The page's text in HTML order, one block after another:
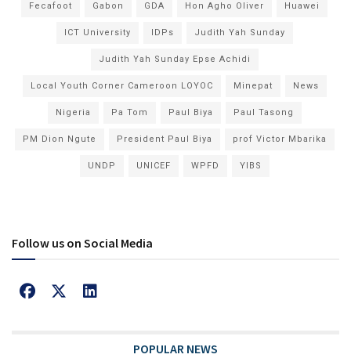
Fecafoot Gabon GDA Hon Agho Oliver Huawei
ICT University IDPs Judith Yah Sunday
Judith Yah Sunday Epse Achidi
Local Youth Corner Cameroon LOYOC Minepat News
Nigeria Pa Tom Paul Biya Paul Tasong
PM Dion Ngute President Paul Biya prof Victor Mbarika
UNDP UNICEF WPFD YIBS
Follow us on Social Media
POPULAR NEWS